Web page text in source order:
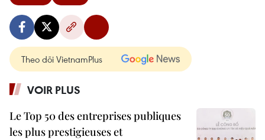
Theo dõi VietnamPlus
VOIR PLUS
Le Top 50 des entreprises publiques
les plus prestigieuses et